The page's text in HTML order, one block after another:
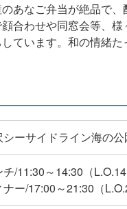
あなご弁当が絶品で
合わせや同窓会等、
ています。和の情緒
シーサイドライン海の
チ/11:30～14:30（
ナー/17:00～21:30（